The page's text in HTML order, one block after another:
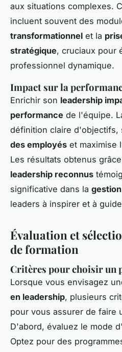
aux situations complexes.
incluent souvent des
transformationnel et la
stratégique, cruciaux pour
professionnel dynamique.
Impact sur la
Enrichir son leadership
performance de l'équipe.
définition claire d'objectifs,
des employés et maximise
Les résultats obtenus
leadership reconnus
significative dans la
leaders à inspirer et à
Évaluation et
de formation
Critères pour choisir un
Lorsque vous envisagez
en leadership, plusieurs
pour vous assurer de faire
D'abord, évaluez le mode
Optez pour des